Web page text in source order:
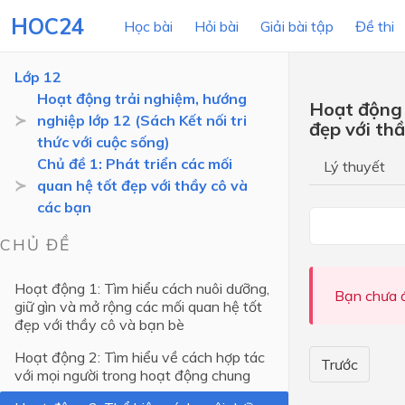
HOC24 Học bài Hỏi bài Giải bài tập Đề thi
LỚP HỌC
Lớp 12
Lớp 8
Lớp 6
MÔN
Lớp 12
Hoạt động trải nghiệm, hướng
nghiệp lớp 12 (Sách Kết nối tri
thức với cuộc sống)
Chủ đề 1: Phát triển các mối
quan hệ tốt đẹp với thầy cô và
các bạn
CHỦ ĐỀ
Hoạt động 1: Tìm hiểu cách nuôi dưỡng,
giữ gìn và mở rộng các mối quan hệ tốt
đẹp với thầy cô và bạn bè
Hoạt động 2: Tìm hiểu về cách hợp tác
với mọi người trong hoạt động chung
Hoạt
đẹp với
Lý thuyết
Bạn chưa
Trước